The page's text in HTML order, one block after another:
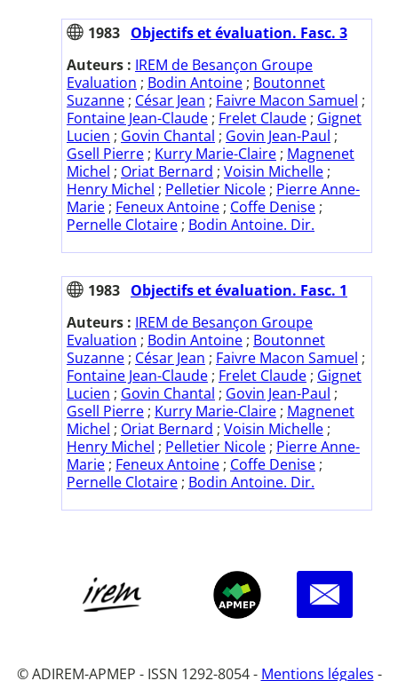
1983 Objectifs et évaluation. Fasc. 3
Auteurs : IREM de Besançon Groupe
Evaluation ; Bodin Antoine ; Boutonnet
Suzanne ; César Jean ; Faivre Macon Samuel ;
Fontaine Jean-Claude ; Frelet Claude ; Gignet
Lucien ; Govin Chantal ; Govin Jean-Paul ;
Gsell Pierre ; Kurry Marie-Claire ; Magnenet
Michel ; Oriat Bernard ; Voisin Michelle ;
Henry Michel ; Pelletier Nicole ; Pierre Anne-
Marie ; Feneux Antoine ; Coffe Denise ;
Pernelle Clotaire ; Bodin Antoine. Dir.
1983 Objectifs et évaluation. Fasc. 1
Auteurs : IREM de Besançon Groupe
Evaluation ; Bodin Antoine ; Boutonnet
Suzanne ; César Jean ; Faivre Macon Samuel ;
Fontaine Jean-Claude ; Frelet Claude ; Gignet
Lucien ; Govin Chantal ; Govin Jean-Paul ;
Gsell Pierre ; Kurry Marie-Claire ; Magnenet
Michel ; Oriat Bernard ; Voisin Michelle ;
Henry Michel ; Pelletier Nicole ; Pierre Anne-
Marie ; Feneux Antoine ; Coffe Denise ;
Pernelle Clotaire ; Bodin Antoine. Dir.
© ADIREM-APMEP - ISSN 1292-8054 - Mentions légales -